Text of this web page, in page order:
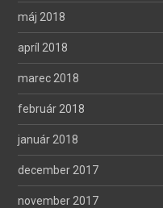
máj 2018
apríl 2018
marec 2018
február 2018
január 2018
december 2017
november 2017